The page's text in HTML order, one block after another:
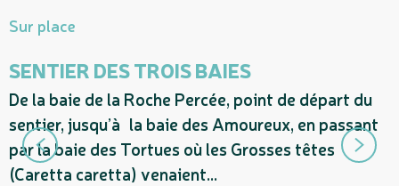
Sur place
SENTIER DES TROIS BAIES
De la baie de la Roche Percée, point de départ du
sentier, jusqu’à la baie des Amoureux, en passant
par la baie des Tortues où les Grosses têtes
(Caretta caretta) venaient...